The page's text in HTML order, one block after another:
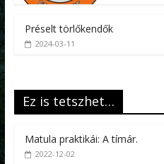
Préselt törlőkendők
2024-03-11
Ez is tetszhet…
Matula praktikái: A tímár.
2022-12-02